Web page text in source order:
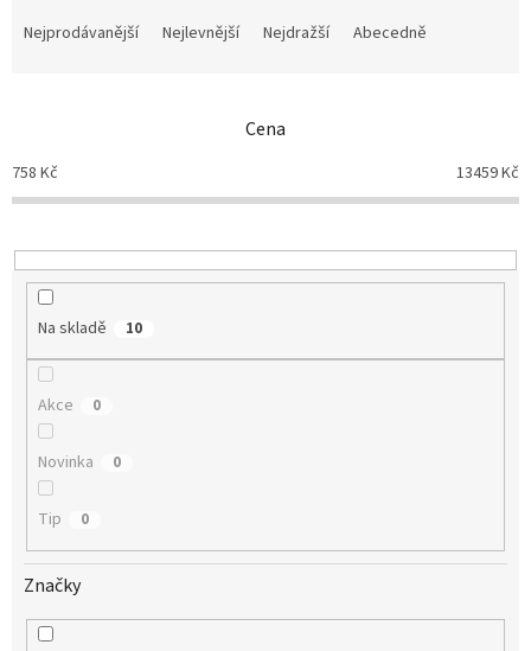
p
r
o
u
Nejprodávanější Nejlevnější Nejdražší Abecedně
Cena
758 Kč 13459Kč
Na skladě 10
Akce 0
Novinka 0
Tip 0
Značky